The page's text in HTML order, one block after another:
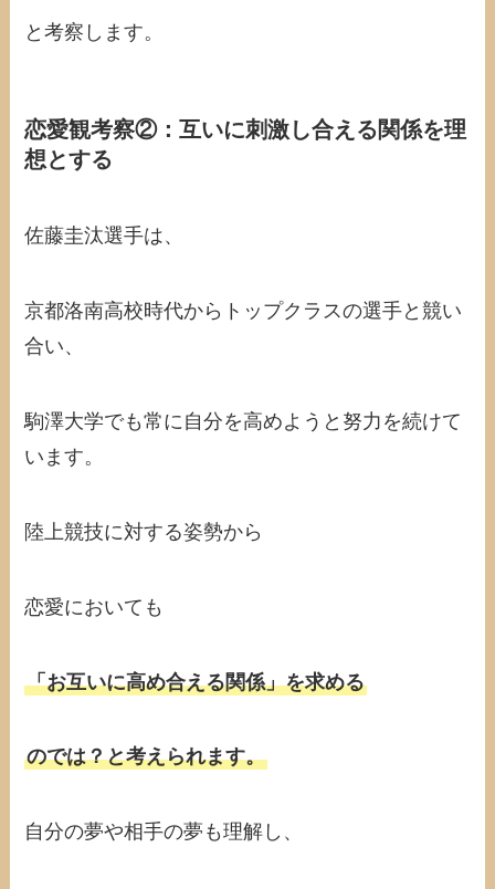
と考察します。
恋愛観考察②：互いに刺激し合える関係を理
想とする
佐藤圭汰選手は、
京都洛南高校時代からトップクラスの選手と競い
合い、
駒澤大学でも常に自分を高めようと努力を続けて
います。
陸上競技に対する姿勢から
恋愛においても
「お互いに高め合える関係」を求める
のでは？と考えられます。
自分の夢や相手の夢も理解し、